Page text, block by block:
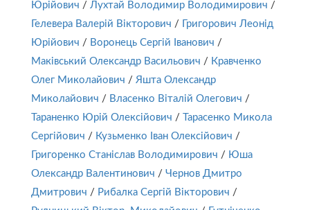
Юрійович / Лухтай Володимир Володимирович /
Гелевера Валерій Вікторович /
Григорович Леонід
Юрійович / Воронець Сергій Іванович /
Маківський Олександр Васильович / Кравченко
Олег Миколайович / Яшта Олександр
Миколайович / Власенко Віталій Олегович /
Тараненко Юрій Олексійович /
Тарасенко Микола
Сергійович / Кузьменко Іван Олексійович /
Григоренко Станіслав Володимирович / Юша
Олександр Валентинович / Чернов Дмитро
Дмитрович / Рибалка Сергій Вікторович /